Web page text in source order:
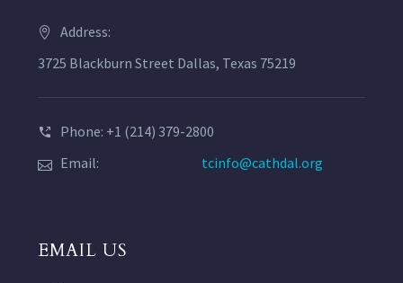
Address:
3725 Blackburn Street Dallas, Texas 75219
Phone: +1 (214) 379-2800
Email:
tcinfo@cathdal.org
EMAIL US